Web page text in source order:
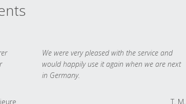
We were very pleased with the service and
would happily use it again when we are next
in Germany.
T. M.